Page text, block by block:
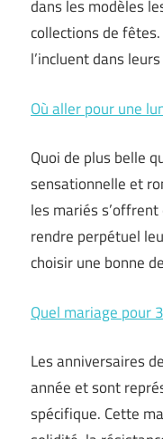
dans les modèles
collections de
l’incluent dans
Où aller pour une
Quoi de plus belle
sensationnelle et
les mariés
rendre perpétuel
choisir une bonne
Quel mariage pour
Les anniversaires
année et sont
spécifique. Cette